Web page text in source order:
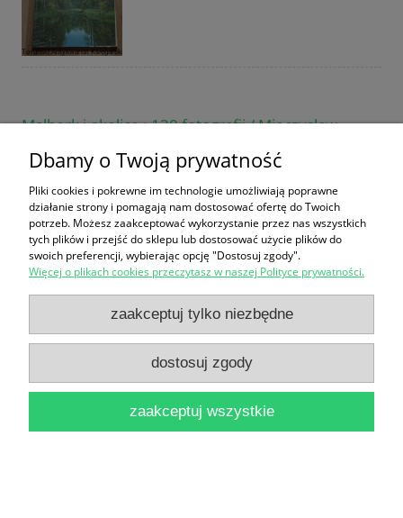
Malbork i okolice : 120 fotografii / Mieczysław
Haftka
19,90 zł
do koszyka
Lampa błyskowa w fotografii amatorskiej / Paweł
14,90 zł
Dbamy o Twoją prywatność
Pliki cookies i pokrewne im technologie umożliwiają poprawne
działanie strony i pomagają nam dostosować ofertę do Twoich
potrzeb. Możesz zaakceptować wykorzystanie przez nas wszystkich
tych plików i przejść do sklepu lub dostosować użycie plików do
swoich preferencji, wybierając opcję "Dostosuj zgody".
Więcej o plikach cookies przeczytasz w naszej Polityce prywatności.
zaakceptuj tylko niezbędne
dostosuj zgody
zaakceptuj wszystkie